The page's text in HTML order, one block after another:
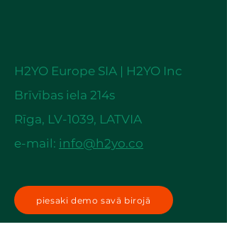
H2YO Europe SIA | H2YO Inc
Brīvības iela 214s
Rīga, LV-1039, LATVIA
e-mail: info@h2yo.co
piesaki demo savā birojā